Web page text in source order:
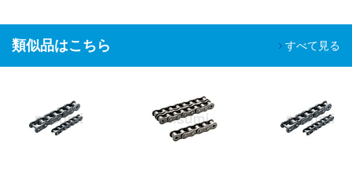
類似品はこちら すべて見る